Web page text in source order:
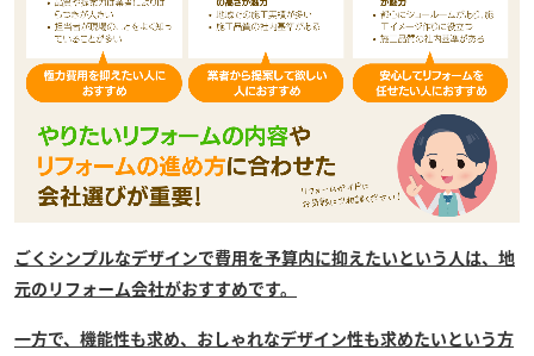
ごくシンプルなデザインで費用を予算内に抑えたいという人は、地
元のリフォーム会社がおすすめです。
一方で、機能性も求め、おしゃれなデザイン性も求めたいという方